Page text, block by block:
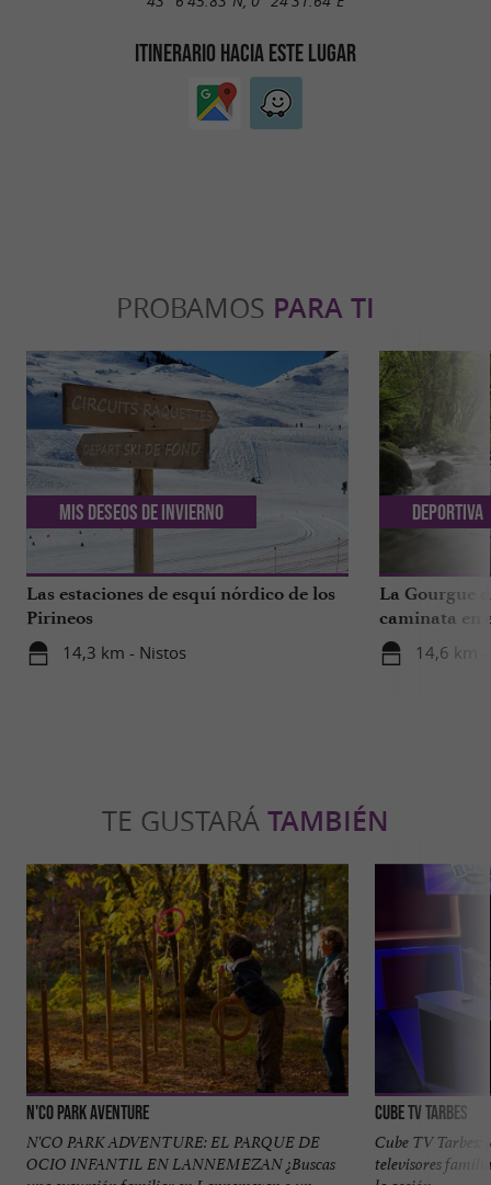
ITINERARIO HACIA ESTE LUGAR
PROBAMOS PARA TI
Las estaciones de esquí nórdico de los
Pirineos
14,3 km - Nistos
Mis deseos de invierno
La Gourgue
caminata en
tropical de
14,6 km
Deportiva
TE GUSTARÁ TAMBIÉN
N'Co Park Aventure
N'CO PARK ADVENTURE: EL PARQUE DE
OCIO INFANTIL EN LANNEMEZAN ¿Buscas
CUBE TV Tarbes
Cube TV Tarbes:
televisores